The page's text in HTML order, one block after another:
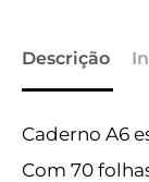
Descrição
Caderno A6
Com 70